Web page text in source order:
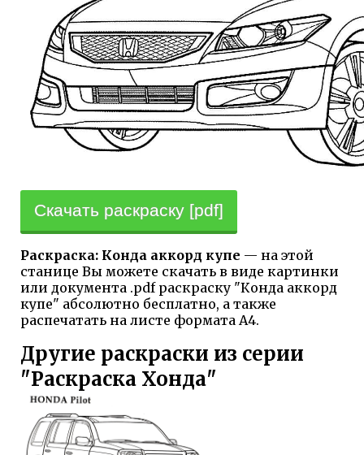
Скачать раскраску [pdf]
Раскраска: Конда аккорд купе — на этой
станице Вы можете скачать в виде картинки
или документа .pdf раскраску "Конда аккорд
купе" абсолютно бесплатно, а также
распечатать на листе формата А4.
Другие раскраски из серии
"Раскраска Хонда"